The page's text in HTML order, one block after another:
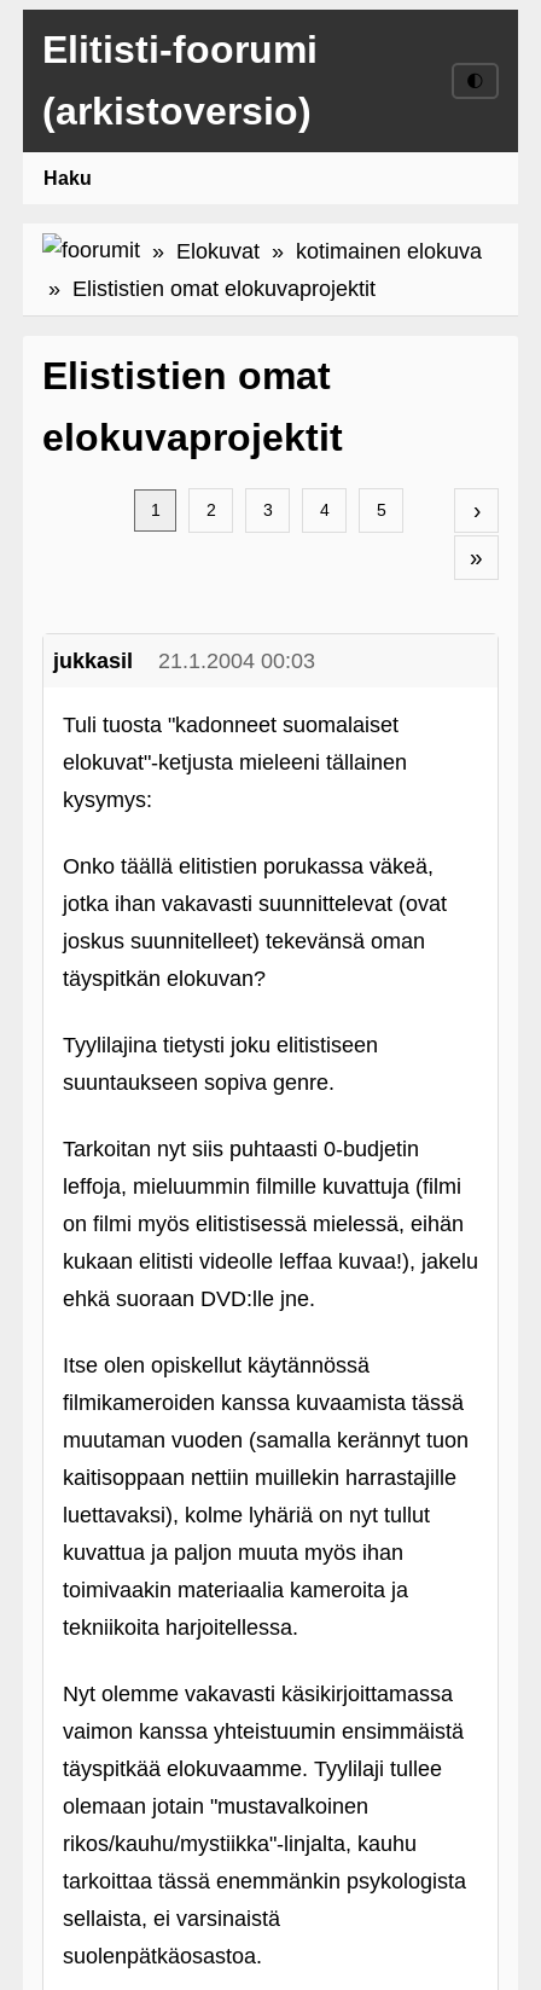
Elitisti-foorumi
(arkistoversio)
🌓
Haku
» Elokuvat» kotimainen elokuva
» Elististien omat elokuvaprojektit
Elististien omat
elokuvaprojektit
›
»
1 2 3 4 5
jukkasil 21.1.2004 00:03
Tuli tuosta "kadonneet suomalaiset
elokuvat"-ketjusta mieleeni tällainen
kysymys:
Onko täällä elitistien porukassa väkeä,
jotka ihan vakavasti suunnittelevat (ovat
joskus suunnitelleet) tekevänsä oman
täyspitkän elokuvan?
Tyylilajina tietysti joku elitistiseen
suuntaukseen sopiva genre.
Tarkoitan nyt siis puhtaasti 0-budjetin
leffoja, mieluummin filmille kuvattuja (filmi
on filmi myös elitistisessä mielessä, eihän
kukaan elitisti videolle leffaa kuvaa!), jakelu
ehkä suoraan DVD:lle jne.
Itse olen opiskellut käytännössä
filmikameroiden kanssa kuvaamista tässä
muutaman vuoden (samalla kerännyt tuon
kaitisoppaan nettiin muillekin harrastajille
luettavaksi), kolme lyhäriä on nyt tullut
kuvattua ja paljon muuta myös ihan
toimivaakin materiaalia kameroita ja
tekniikoita harjoitellessa.
Nyt olemme vakavasti käsikirjoittamassa
vaimon kanssa yhteistuumin ensimmäistä
täyspitkää elokuvaamme. Tyylilaji tullee
olemaan jotain "mustavalkoinen
rikos/kauhu/mystiikka"-linjalta, kauhu
tarkoittaa tässä enemmänkin psykologista
sellaista, ei varsinaistä
suolenpätkäosastoa.